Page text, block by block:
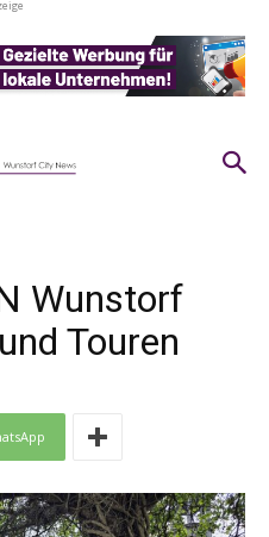
Wunstorf
Touren